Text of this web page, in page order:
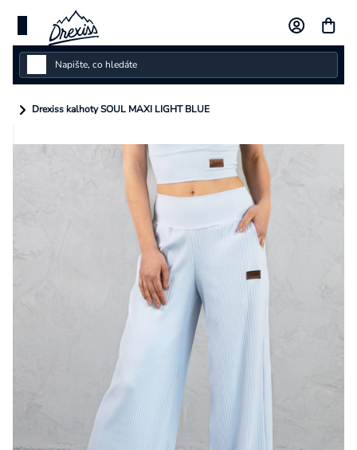
obsah
Dámské
Dětské
Drexiss kalhoty SOUL MAXI LIGHT BLUE